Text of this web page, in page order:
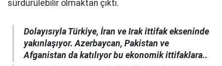
sürdürülebilir olmaktan çıktı.
Dolayısıyla Türkiye, İran ve Irak ittifak ekseninde
yakınlaşıyor. Azerbaycan, Pakistan ve
Afganistan da katılıyor bu ekonomik ittifaklara..